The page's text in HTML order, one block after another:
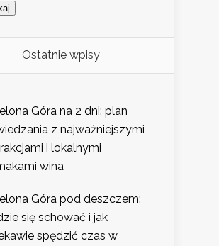
Ostatnie wpisy
Góra na 2 dni: plan
z najważniejszymi
i lokalnymi
wina
Góra pod deszczem:
się schować i jak
spędzić czas w